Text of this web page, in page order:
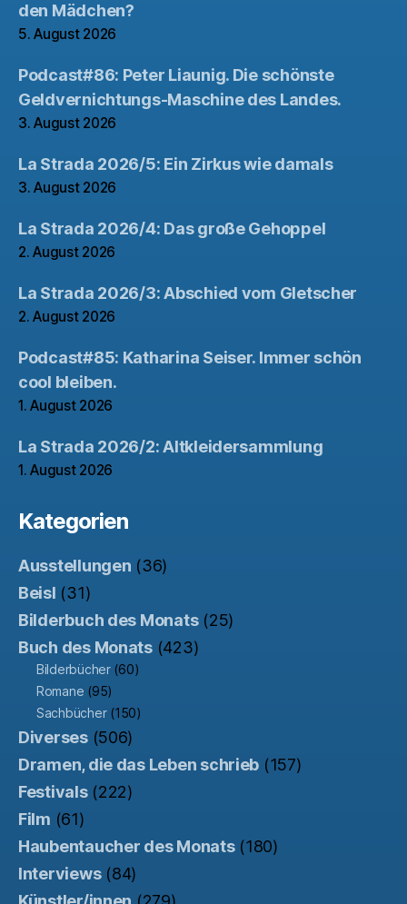
den Mädchen?
5. August 2026
Podcast#86: Peter Liaunig. Die schönste
Geldvernichtungs-Maschine des Landes.
3. August 2026
La Strada 2026/5: Ein Zirkus wie damals
3. August 2026
La Strada 2026/4: Das große Gehoppel
2. August 2026
La Strada 2026/3: Abschied vom Gletscher
2. August 2026
Podcast#85: Katharina Seiser. Immer schön
cool bleiben.
1. August 2026
La Strada 2026/2: Altkleidersammlung
1. August 2026
Kategorien
Ausstellungen (36)
Beisl (31)
Bilderbuch des Monats(25)
Buch des Monats(423)
Bilderbücher(60)
Romane (95)
Sachbücher(150)
Diverses(506)
Dramen, die das Leben schrieb (157)
Festivals(222)
Film (61)
Haubentaucher des Monats(180)
Interviews(84)